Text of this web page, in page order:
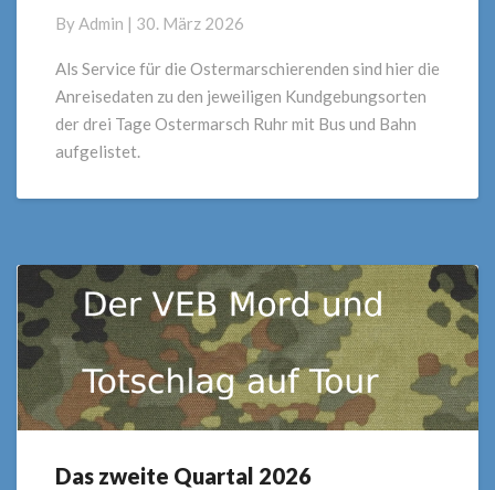
Ostermarsch
Rhein
ByAdmin | 30. März 2026
Als Service für die Ostermarschierenden sind hier die
Anreisedaten zu den jeweiligen Kundgebungsorten
der drei Tage Ostermarsch Ruhr mit Bus und Bahn
aufgelistet.
Das
Das zweite Quartal 2026